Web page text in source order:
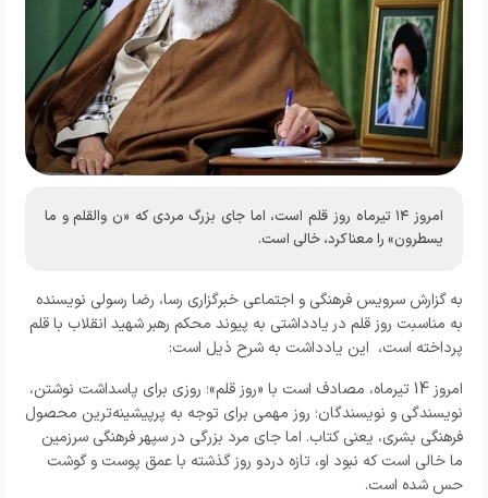
امروز ۱۴ تیرماه روز قلم است، اما جای بزرگ مردی که «ن والقلم و ما
یسطرون» را معنا کرد، خالی است.
به گزارش سرویس فرهنگی و اجتماعی خبرگزاری رسا، رضا رسولی نویسنده
به مناسبت روز قلم در یادداشتی به پیوند محکم رهبر شهید انقلاب با قلم
پرداخته است، این یادداشت به شرح ذیل است:
امروز 14 تیرماه، مصادف است با «روز قلم»؛ روزی برای پاسداشت نوشتن،
نویسندگی و نویسندگان؛ روز مهمی برای توجه به پرپیشینه‌ترین محصول
فرهنگی بشری، یعنی کتاب. اما جای مرد بزرگی در سپهر فرهنگی سرزمین
ما خالی است که نبود او، تازه دردو روز گذشته با عمق پوست و گوشت
حس شده است.